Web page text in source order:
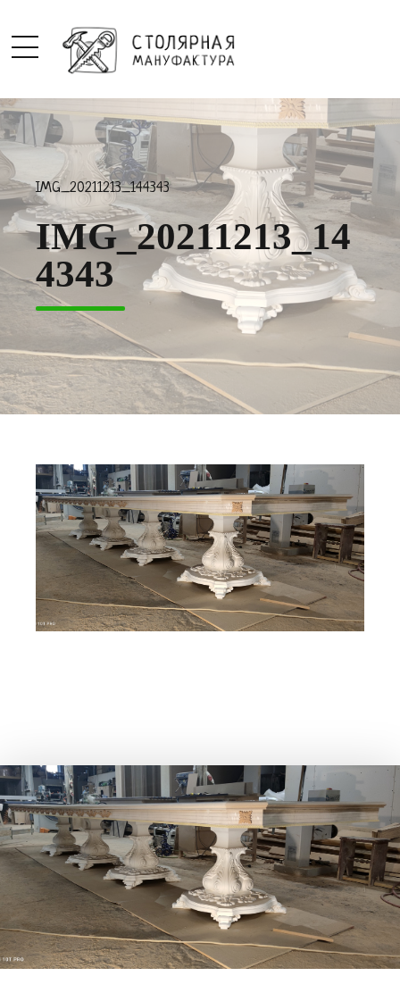
IMG_20211213_144343
IMG_20211213_14
4343